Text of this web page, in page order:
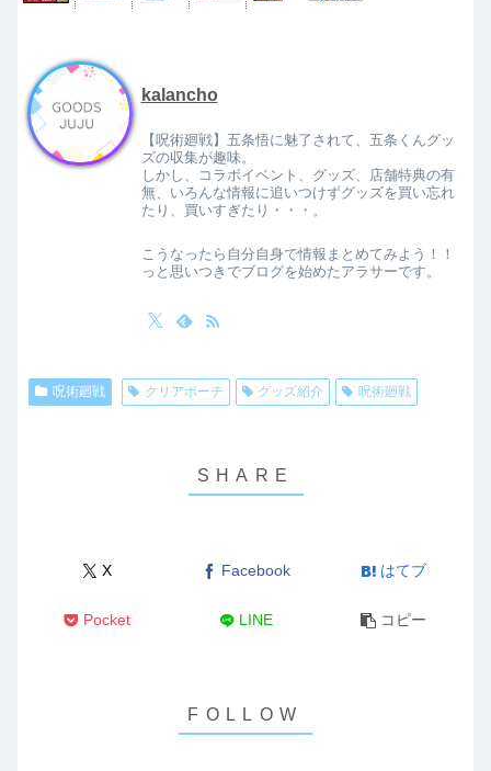
kalancho
【呪術廻戦】五条悟に魅了されて、五条くんグッ
ズの収集が趣味。
しかし、コラボイベント、グッズ、店舗特典の有
無、いろんな情報に追いつけずグッズを買い忘れ
たり、買いすぎたり・・・。
こうなったら自分自身で情報まとめてみよう！！
っと思いつきでブログを始めたアラサーです。
呪術廻戦 クリアポーチ グッズ紹介 呪術廻戦
X Facebook はてブ
Pocket LINE コピー